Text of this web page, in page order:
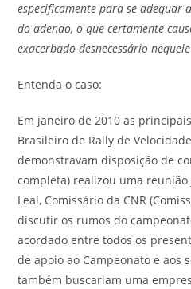
especificamente para se adequar
do adendo, o que certamente
exacerbado desnecessário
Entenda o caso:
Em janeiro de 2010 as
Brasileiro de Rally de
demonstravam disposição de
completa) realizou uma
Leal, Comissário da CNR
discutir os rumos do
acordado entre todos os
de apoio ao Campeonato e aos
também buscariam uma